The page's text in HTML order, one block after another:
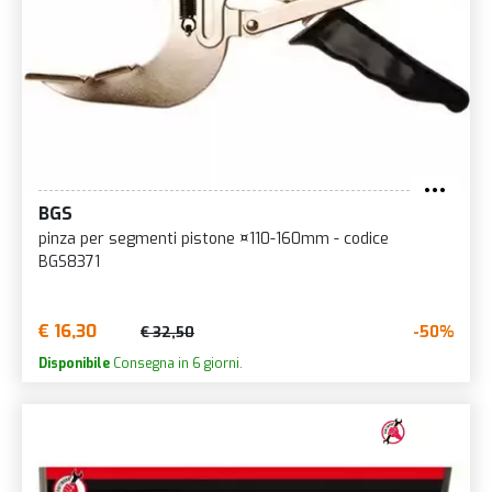
BGS
pinza per segmenti pistone ¤110-160mm - codice
BGS8371
€ 16,30 € 32,50 -50%
Disponibile Consegna in 6 giorni.